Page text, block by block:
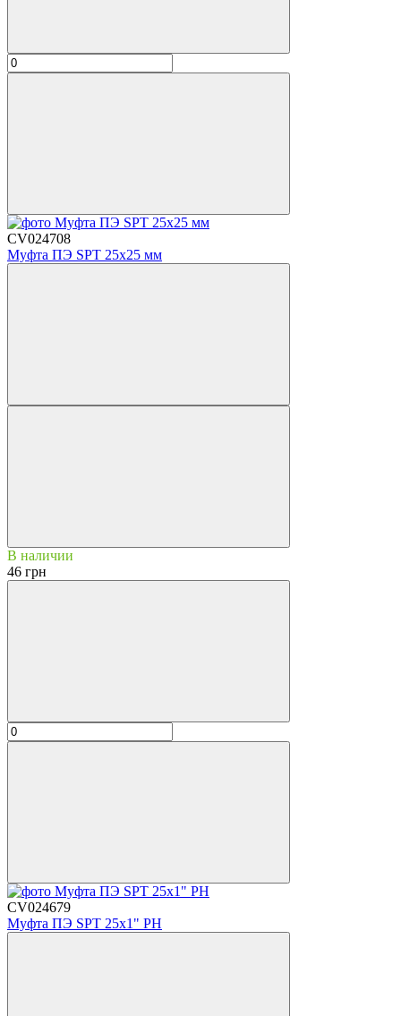
CV024708
Муфта ПЭ SPT 25х25 мм
В наличии
46 грн
CV024679
Муфта ПЭ SPT 25х1" РН